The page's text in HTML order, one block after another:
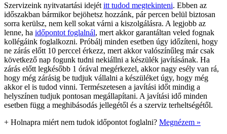
Szervizeink nyitvatartási idejét itt tudod megtekinteni. Ebben az
időszakban bármikor bejöhetsz hozzánk, pár percen belül biztosan
sorra kerülsz, nem kell sokat várni a kiszolgálásra. A legjobb az
lenne, ha időpontot foglalnál, mert akkor garantáltan veled fognak
kollégáink foglalkozni. Próbálj minden esetben úgy időzíteni, hogy
ne zárás előtt 10 perccel érkezz, mert akkor valószínűleg már csak
következő nap fogunk tudni nekiállni a készülék javításának. Ha
zárás előtt legkésőbb 1 órával megérkezel, akkor nagy esély van rá,
hogy még zárásig be tudjuk vállalni a készüléket úgy, hogy még
akkor el is tudod vinni. Természetesen a javítási időt mindig a
helyszínen tudjuk pontosan megállapítani. A javítási idő minden
esetben függ a meghibásodás jellegétől és a szerviz terheltségétől.
+ Holnapra miért nem tudok időpontot foglalni? Megnézem »